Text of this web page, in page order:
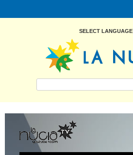
SELECT LANGUAGE